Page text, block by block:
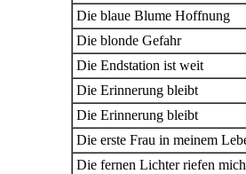
Die blaue Blume Hoffnung
Die blonde Gefahr
Die Endstation ist weit
Die Erinnerung bleibt
Die Erinnerung bleibt
Die erste Frau in meinem
Die fernen Lichter riefen mich